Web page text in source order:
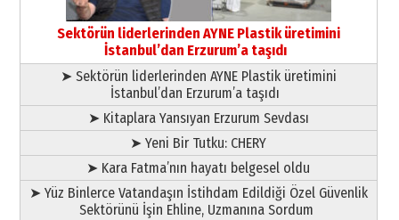
Başkan Sekmen’den Erzurum’a
bir vizyon proje daha!
02 Ağustos 2026 Pazar
Sektörün liderlerinden AYNE Plastik üretimini
İstanbul’dan Erzurum’a taşıdı
➤ Sektörün liderlerinden AYNE Plastik üretimini
İstanbul’dan Erzurum’a taşıdı
➤ Kitaplara Yansıyan Erzurum Sevdası
➤ Yeni Bir Tutku: CHERY
➤ Kara Fatma’nın hayatı belgesel oldu
➤ Yüz Binlerce Vatandaşın İstihdam Edildiği Özel Güvenlik
Sektörünü İşin Ehline, Uzmanına Sordum